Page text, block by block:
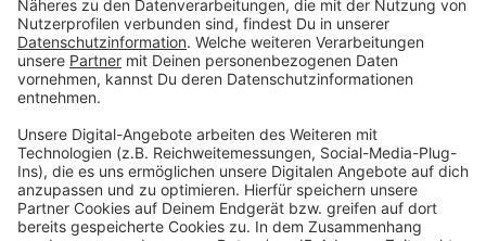
Daten zu Ihren Aktivitäten
sammeln. Bitte lesen Sie die
Details durch und stimmen Sie der
Nutzung des Service zu, um dieses
Mehr Informationen
Akzeptieren
Fünf für Jason Derulo
Anzeige